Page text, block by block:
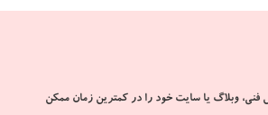
فنی، وبلاگ یا سایت خود را در کمترین زمان ممکن